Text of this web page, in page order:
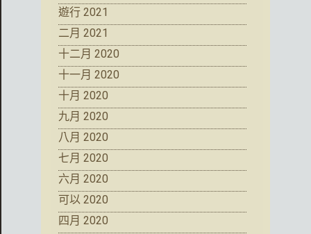
遊行 2021
二月 2021
十二月 2020
十一月 2020
十月 2020
九月 2020
八月 2020
七月 2020
六月 2020
可以 2020
四月 2020